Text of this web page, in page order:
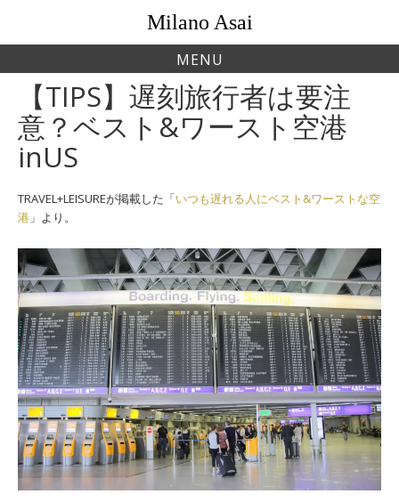
content
Milano Asai
MENU
【TIPS】遅刻旅行者は要注
意？ベスト&ワースト空港
inUS
TRAVEL+LEISUREが掲載した「いつも遅れる人にベスト&ワーストな空
港 」より。